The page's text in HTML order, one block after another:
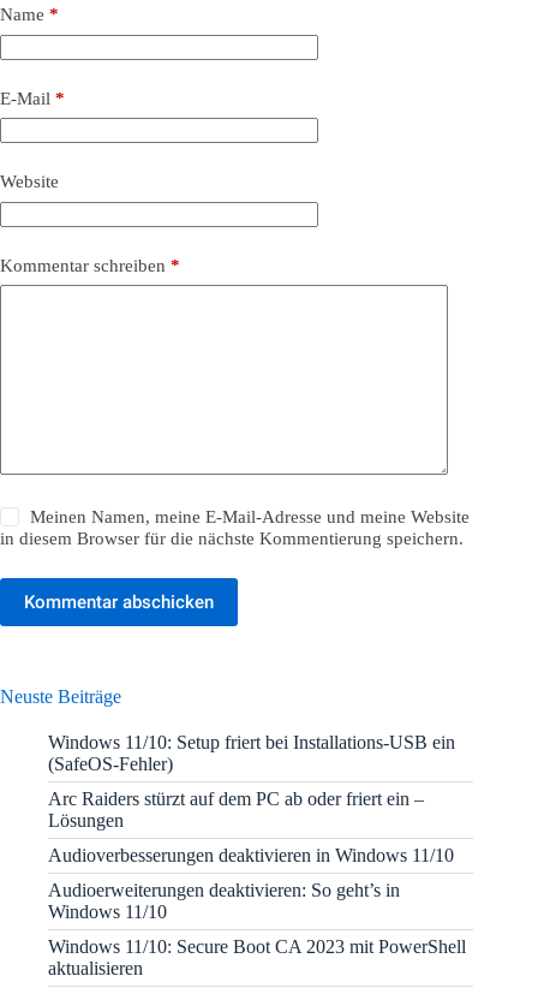
Name *
E-Mail *
Website
Kommentar schreiben *
Meinen Namen, meine E-Mail-Adresse und meine Website
in diesem Browser für die nächste Kommentierung speichern.
Kommentar abschicken
Neuste Beiträge
Windows 11/10: Setup friert bei Installations-USB ein
(SafeOS-Fehler)
Arc Raiders stürzt auf dem PC ab oder friert ein –
Lösungen
Audioverbesserungen deaktivieren in Windows 11/10
Audioerweiterungen deaktivieren: So geht’s in
Windows 11/10
Windows 11/10: Secure Boot CA 2023 mit PowerShell
aktualisieren